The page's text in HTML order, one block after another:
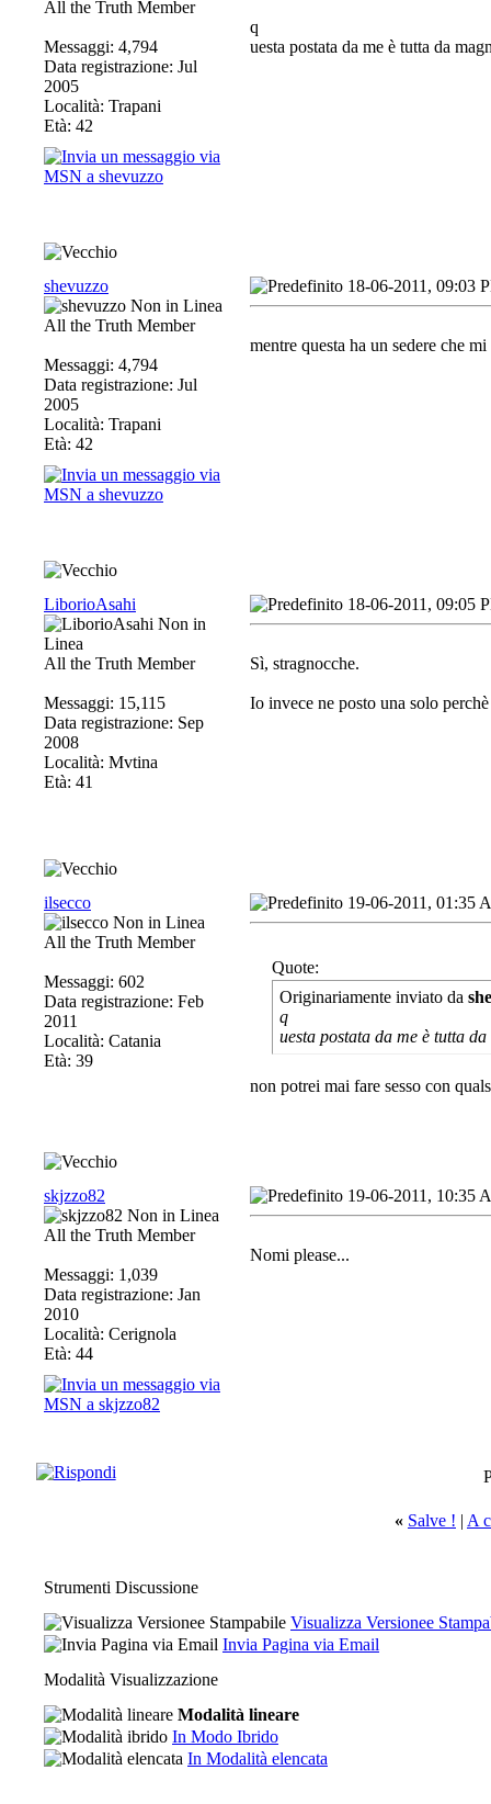
All the Truth Member
Messaggi: 4,794
Data registrazione: Jul
2005
Località: Trapani
Età: 42
q
uesta postata da me è tutta da
shevuzzo
All the Truth Member
Messaggi: 4,794
Data registrazione: Jul
2005
Località: Trapani
Età: 42
18-06-2011, 09:03
mentre questa ha un sedere che
LiborioAsahi
All the Truth Member
Messaggi: 15,115
Data registrazione: Sep
2008
Località: Mvtina
Età: 41
18-06-2011, 09:05
Sì, stragnocche.
Io invece ne posto una solo
ilsecco
All the Truth Member
Messaggi: 602
Data registrazione: Feb
2011
Località: Catania
Età: 39
19-06-2011, 01:35
Quote:
Originariamente inviato da
q
uesta postata da me è tutta
non potrei mai fare sesso con
skjzzo82
All the Truth Member
Messaggi: 1,039
Data registrazione: Jan
2010
Località: Cerignola
Età: 44
19-06-2011, 10:35
Nomi please...
« Salve ! | A
Strumenti Discussione
Visualizza Versionee
Invia Pagina via Email
Modalità Visualizzazione
Modalità lineare
In Modo Ibrido
In Modalità elencata